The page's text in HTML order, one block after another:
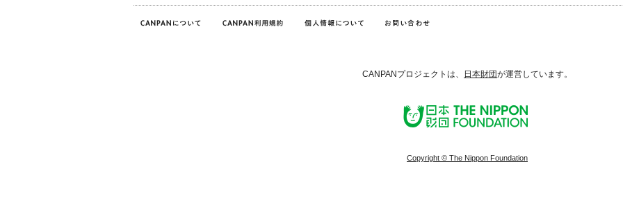
CANPANプロジェクトは、 日本財団が運営しています。
Copyright © The Nippon Foundation